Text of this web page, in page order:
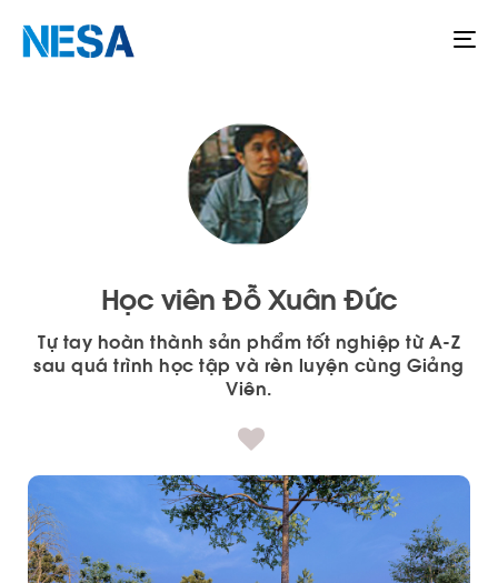
Học viên Đỗ Xuân Đức
Tự tay hoàn thành sản phẩm tốt nghiệp từ A-Z
sau quá trình học tập và rèn luyện cùng Giảng
Viên.